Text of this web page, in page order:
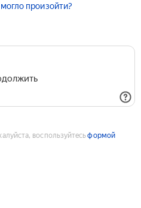
произойти?
воспользуйтесьформой